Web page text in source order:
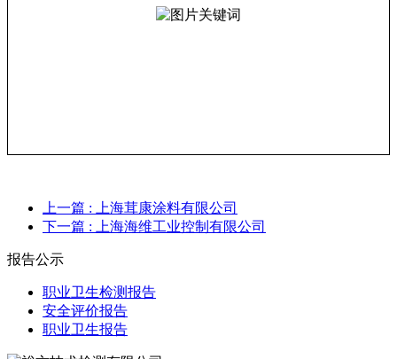
上一篇 : 上海茸康涂料有限公司
下一篇 : 上海海维工业控制有限公司
报告公示
职业卫生检测报告
安全评价报告
职业卫生报告